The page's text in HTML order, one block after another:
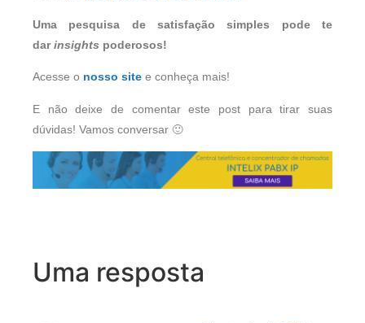
Uma pesquisa de satisfação simples pode te
dar insights poderosos!
Acesse o nosso site e conheça mais!
E não deixe de comentar este post para tirar suas
dúvidas! Vamos conversar 🙂
Uma resposta